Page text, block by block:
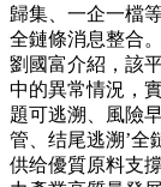
歸集、一企一檔
全鏈條消息整合
劉國富介紹，該
中的異常情況，
題可逃溯、風險
管、结尾逃溯’全
供给優質原料支